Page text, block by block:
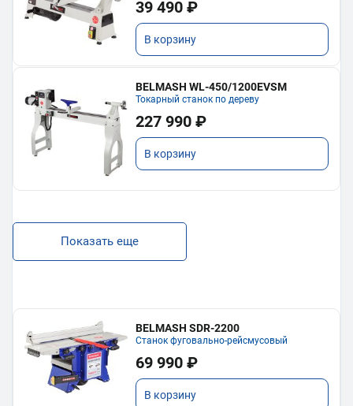
39 490 ₽
В корзину
BELMASH WL-450/1200EVSM
Токарный станок по дереву
227 990 ₽
В корзину
Показать еще
BELMASH SDR-2200
Станок фуговально-рейсмусовый
69 990 ₽
В корзину